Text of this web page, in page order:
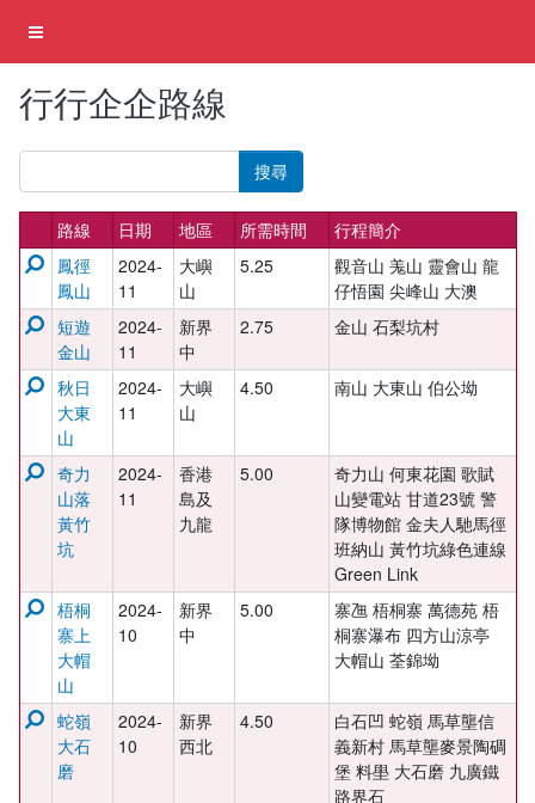
行行企企路線
搜尋
路線 日期 地區 所需時間
行程簡介
鳳徑
鳳山
2024-
11
大嶼
山
5.25
觀音山 羗山 靈會山 龍
仔悟園 尖峰山 大澳
短遊
金山
2024-
11
新界
中
2.75 金山 石梨坑村
秋日
大東
山
2024-
11
大嶼
山
4.50 南山 大東山 伯公坳
奇力
山落
黃竹
坑
2024-
11
香港
島及
九龍
5.00
奇力山 何東花園 歌賦
山變電站 甘道23號 警
隊博物館 金夫人馳馬徑
班納山 黃竹坑綠色連線
Green Link
梧桐
寨上
大帽
山
2024-
10
新界
中
5.00
寨乪 梧桐寨 萬德苑 梧
桐寨瀑布 四方山涼亭
大帽山 荃錦坳
蛇嶺
大石
磨
2024-
10
新界
西北
4.50
白石凹 蛇嶺 馬草壟信
義新村 馬草壟麥景陶碉
堡 料壆 大石磨 九廣鐵
路界石